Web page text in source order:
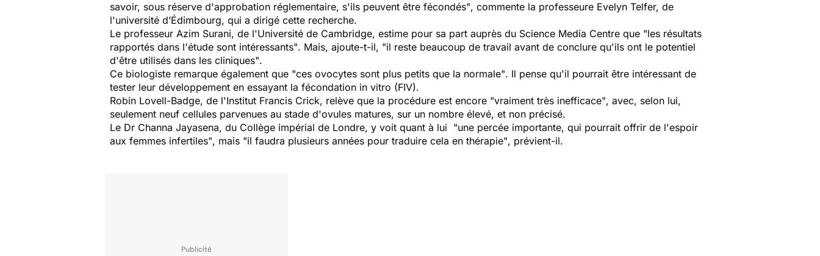
savoir, sous réserve d'approbation réglementaire, s'ils peuvent être fécondés", commente la professeure Evelyn Telfer, de
l'université d’Édimbourg, qui a dirigé cette recherche.
Le professeur Azim Surani, de l'Université de Cambridge, estime pour sa part auprès du Science Media Centre que "les résultats
rapportés dans l'étude sont intéressants". Mais, ajoute-t-il, "il reste beaucoup de travail avant de conclure qu'ils ont le potentiel
d'être utilisés dans les cliniques".
Ce biologiste remarque également que "ces ovocytes sont plus petits que la normale". Il pense qu'il pourrait être intéressant de
tester leur développement en essayant la fécondation in vitro (FIV).
Robin Lovell-Badge, de l'Institut Francis Crick, relève que la procédure est encore "vraiment très inefficace", avec, selon lui,
seulement neuf cellules parvenues au stade d'ovules matures, sur un nombre élevé, et non précisé.
Le Dr Channa Jayasena, du Collège impérial de Londre, y voit quant à lui "une percée importante, qui pourrait offrir de l'espoir
aux femmes infertiles", mais "il faudra plusieurs années pour traduire cela en thérapie", prévient-il.